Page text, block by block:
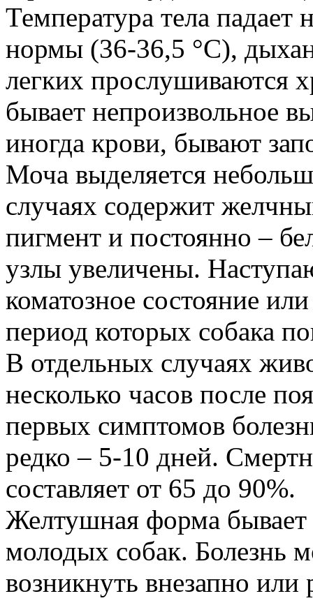
Температура тела падает
нормы (36-36,5 °С),
легких прослушиваются
бывает непроизвольное
иногда крови, бывают
Моча выделяется
случаях содержит
пигмент и постоянно –
узлы увеличены.
коматозное состояние
период которых собака
В отдельных случаях
несколько часов после
первых симптомов
редко – 5-10 дней.
составляет от 65 до 90%.
Желтушная форма
молодых собак. Болезнь
возникнуть внезапно или